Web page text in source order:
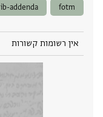
fotm
ib-addenda
אין רשומות קשורות